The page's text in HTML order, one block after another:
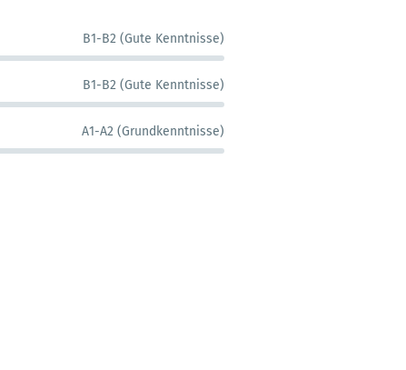
B1-B2 (Gute Kenntnisse)
B1-B2 (Gute Kenntnisse)
A1-A2 (Grundkenntnisse)